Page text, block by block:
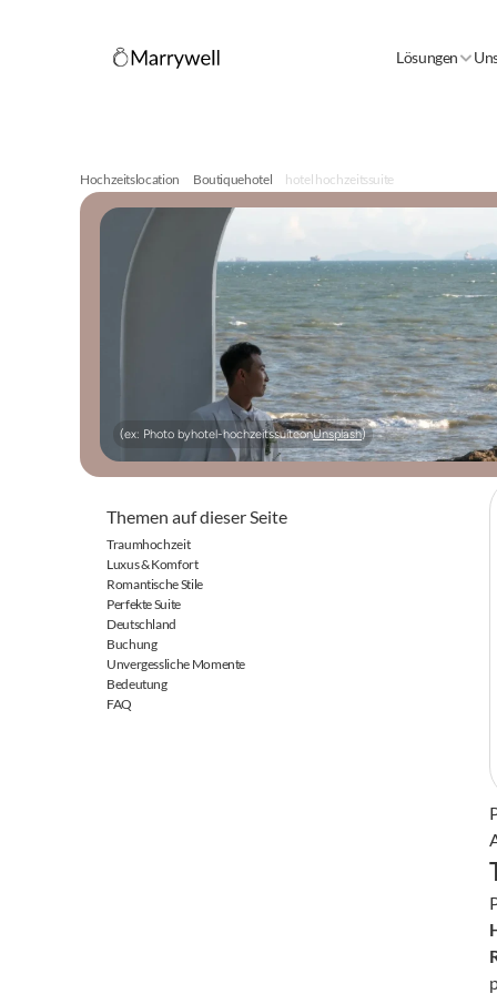
Lösungen
Hochzeitslocation Boutiquehotel hotel hochzeitssuite
(ex: Photo byhotel-hochzeitssuiteonUnsplash)
Themen auf dieser Seite
Traumhochzeit
Luxus & Komfort
Romantische Stile
Perfekte Suite
Deutschland
Buchung
Unvergessliche Momente
Bedeutung
FAQ